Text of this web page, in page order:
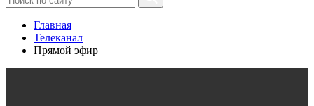
Главная
Телеканал
Прямой эфир